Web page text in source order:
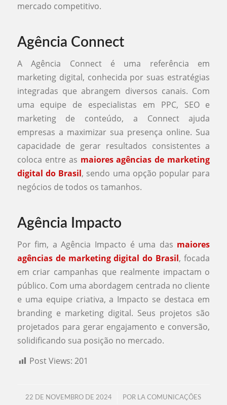
mercado competitivo.
Agência Connect
A Agência Connect é uma referência em
marketing digital, conhecida por suas estratégias
integradas que abrangem diversos canais. Com
uma equipe de especialistas em PPC, SEO e
marketing de conteúdo, a Connect ajuda
empresas a maximizar sua presença online. Sua
capacidade de gerar resultados consistentes a
coloca entre as maiores agências de marketing
digital do Brasil, sendo uma opção popular para
negócios de todos os tamanhos.
Agência Impacto
Por fim, a Agência Impacto é uma das maiores
agências de marketing digital do Brasil, focada
em criar campanhas que realmente impactam o
público. Com uma abordagem centrada no cliente
e uma equipe criativa, a Impacto se destaca em
branding e marketing digital. Seus projetos são
projetados para gerar engajamento e conversão,
solidificando sua posição no mercado.
Post Views: 201
22 DE NOVEMBRO DE 2024
/ POR LA COMUNICAÇÕES